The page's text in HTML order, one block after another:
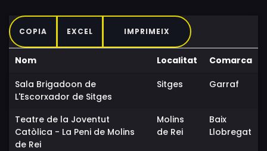
COPIA EXCEL IMPRIMEIX
Nom Localitat
Comarca
Sala Brigadoon de
L'Escorxador de Sitges
Sitges Garraf
Teatre de la Joventut
Catòlica - La Peni de Molins
de Rei
Molins
de Rei
Baix
Llobregat